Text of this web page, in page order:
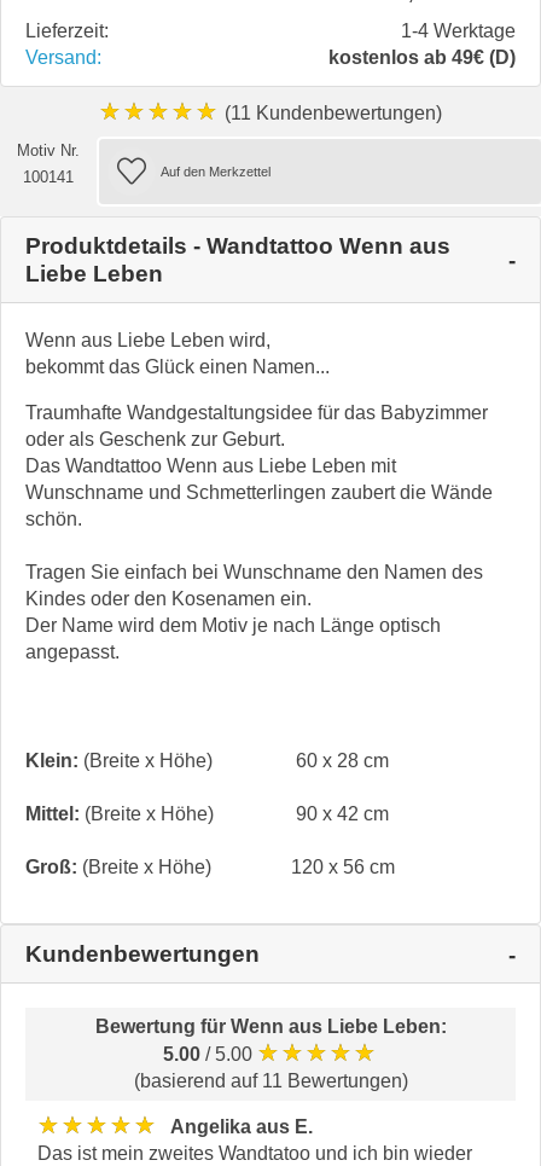
Lieferzeit:
1-4 Werktage
Versand:
kostenlos ab 49€ (D)
★★★★★ (11 Kundenbewertungen)
Motiv Nr.
100141
Produktdetails - Wandtattoo Wenn aus
Liebe Leben
Wenn aus Liebe Leben wird,
bekommt das Glück einen Namen...
Traumhafte Wandgestaltungsidee für das Babyzimmer
oder als Geschenk zur Geburt.
Das Wandtattoo Wenn aus Liebe Leben mit
Wunschname und Schmetterlingen zaubert die Wände
schön.
Tragen Sie einfach bei Wunschname den Namen des
Kindes oder den Kosenamen ein.
Der Name wird dem Motiv je nach Länge optisch
angepasst.
Klein: (Breite x Höhe) 60 x 28 cm
Mittel: (Breite x Höhe) 90 x 42 cm
Groß: (Breite x Höhe) 120 x 56 cm
Kundenbewertungen
Bewertung für Wenn aus Liebe Leben:
5.00 / 5.00 ★★★★★
(basierend auf 11 Bewertungen)
★★★★★
Angelika aus E.
Das ist mein zweites Wandtatoo und ich bin wieder